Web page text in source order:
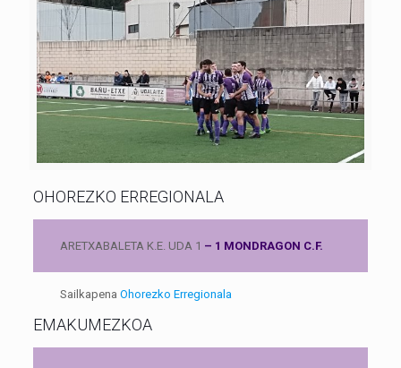
OHOREZKO ERREGIONALA
ARETXABALETA K.E. UDA 1 – 1 MONDRAGON C.F.
Sailkapena Ohorezko Erregionala
EMAKUMEZKOA